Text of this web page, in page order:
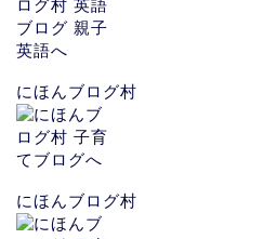
にほんブログ村
にほんブログ村